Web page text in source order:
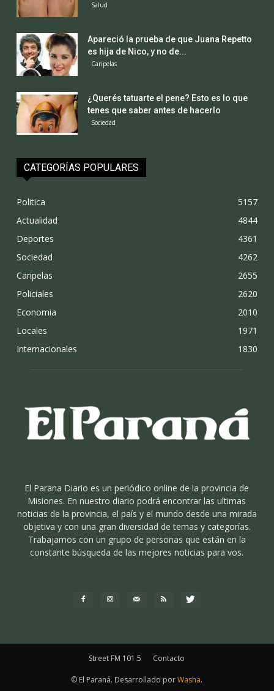
Salud
Apareció la prueba de que Juana Repetto
es hija de Nico, y no de...
Caripelas
¿Querés tatuarte el pene? Esto es lo que
tenes que saber antes de hacerlo
Sociedad
CATEGORÍAS POPULARES
Politica
5157
Actualidad
4844
Deportes
4361
Sociedad
4262
Caripelas
2655
Policiales
2620
Economia
2010
Locales
1971
Internacionales
1830
El Parana Diario es un periódico online de la provincia de
Misiones. En nuestro diario podrá encontrar las ultimas
noticias de la provincia, el país y el mundo desde una mirada
objetiva y con una gran diversidad de temas y categorías.
Trabajamos con un grupo de personas que están en la
constante búsqueda de las mejores noticias para vos.
Street FM 101.5 Contacto
© El Paraná. Desarrollado porWasha.